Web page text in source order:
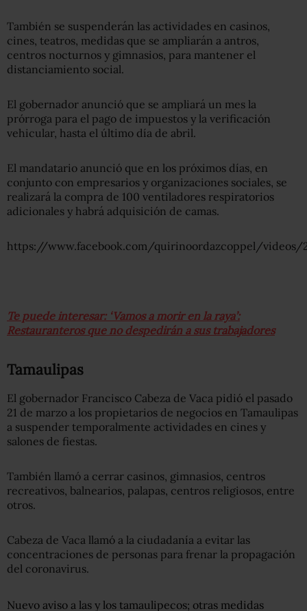
También se suspenderán las actividades en casinos,
cines, teatros, medidas que se ampliarán a antros,
centros nocturnos y gimnasios, para mantener el
distanciamiento social.
El gobernador anunció que se ampliará un mes la
prórroga para el pago de impuestos y la verificación
vehicular, hasta el último día de abril.
El mandatario anunció que en los próximos días, en
conjunto con empresarios y organizaciones sociales, se
realizará la compra de 100 ventiladores respiratorios
adicionales y habrá adquisición de camas.
https://www.facebook.com/quirinoordazcoppel/videos/
Te puede interesar: ‘Vamos a morir en la raya’:
Restauranteros que no despedirán a sus trabajadores
Tamaulipas
El gobernador Francisco Cabeza de Vaca pidió el pasado
21 de marzo a los propietarios de negocios en Tamaulipas
a suspender temporalmente actividades en cines y
salones de fiestas.
También llamó a cerrar casinos, gimnasios, centros
recreativos, balnearios, palapas, centros religiosos, entre
otros.
Cabeza de Vaca llamó a la ciudadanía a evitar las
concentraciones de personas para frenar la propagación
del coronavirus.
Nuevo aviso a las y los tamaulipecos; otras medidas